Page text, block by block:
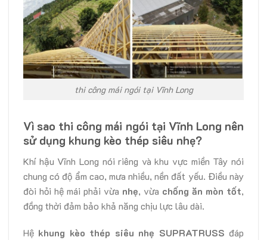
thi công mái ngói tại Vĩnh Long
Vì sao thi công mái ngói tại Vĩnh Long nên
sử dụng khung kèo thép siêu nhẹ?
Khí hậu Vĩnh Long nói riêng và khu vực miền Tây nói
chung có độ ẩm cao, mưa nhiều, nền đất yếu. Điều này
đòi hỏi hệ mái phải vừa nhẹ, vừa chống ăn mòn tốt,
đồng thời đảm bảo khả năng chịu lực lâu dài.
Hệ khung kèo thép siêu nhẹ SUPRATRUSS đáp